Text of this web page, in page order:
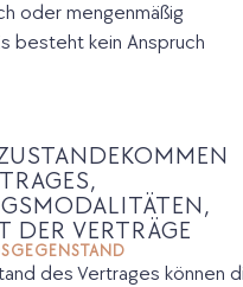
oder mengenmäßig
besteht kein Anspruch
DER VERTRÄGE
des Vertrages können